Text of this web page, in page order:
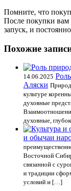
Помните, что
После покупки вам
запуск, и
Похожие
14.06.2025
Аляски
культуре
духовные
духовные,
и обычаи
Восточной
связанной с
и традиции
условий и […]